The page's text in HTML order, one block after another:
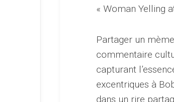
« Woman Yelling
Partager un
commentaire
capturant
excentriques à
dans un rire